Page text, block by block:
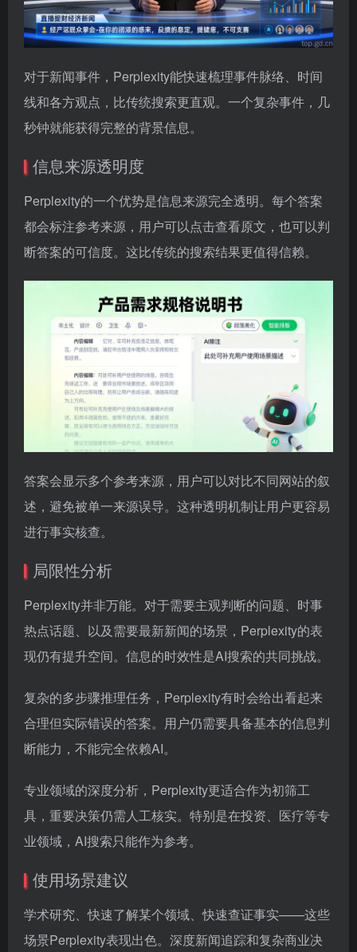
对于新闻事件，Perplexity能快速梳理事件脉络、时间
线和各方观点，比传统搜索更直观。一个复杂事件，几
秒钟就能获得完整的背景信息。
信息来源透明度
Perplexity的一个优势是信息来源完全透明。每个答案
都会标注参考来源，用户可以点击查看原文，也可以判
断答案的可信度。这比传统的搜索结果更值得信赖。
答案会显示多个参考来源，用户可以对比不同网站的叙
述，避免被单一来源误导。这种透明机制让用户更容易
进行事实核查。
局限性分析
Perplexity并非万能。对于需要主观判断的问题、时事
热点话题、以及需要最新新闻的场景，Perplexity的表
现仍有提升空间。信息的时效性是AI搜索的共同挑战。
复杂的多步骤推理任务，Perplexity有时会给出看起来
合理但实际错误的答案。用户仍需要具备基本的信息判
断能力，不能完全依赖AI。
专业领域的深度分析，Perplexity更适合作为初筛工
具，重要决策仍需人工核实。特别是在投资、医疗等专
业领域，AI搜索只能作为参考。
使用场景建议
学术研究、快速了解某个领域、快速查证事实——这些
场景Perplexity表现出色。深度新闻追踪和复杂商业决